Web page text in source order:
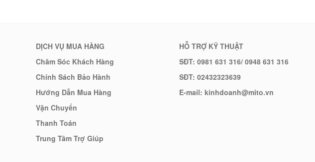
DỊCH VỤ MUA HÀNG
Chăm Sóc Khách Hàng
Chính Sách Bảo Hành
Hướng Dẫn Mua Hàng
Vận Chuyển
Thanh Toán
Trung Tâm Trợ Giúp
HỖ TRỢ KỸ THUẬT
SĐT: 0981 631 316/ 0948 631 316
SĐT: 02432323639
E-mail: kinhdoanh@mito.vn